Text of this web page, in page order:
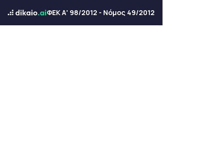
ΦΕΚ Α' 98/2012 - Νόμος 49/2012